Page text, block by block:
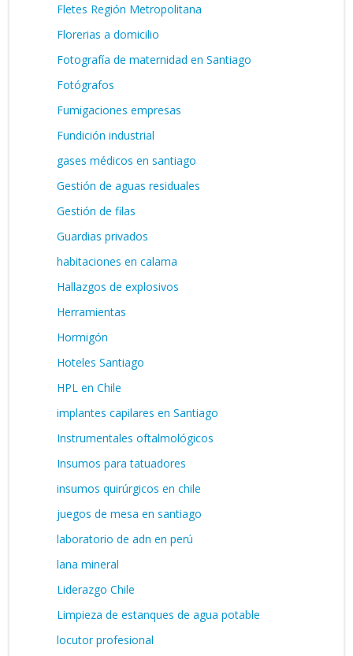
Fletes Región Metropolitana
Florerias a domicilio
Fotografía de maternidad en Santiago
Fotógrafos
Fumigaciones empresas
Fundición industrial
gases médicos en santiago
Gestión de aguas residuales
Gestión de filas
Guardias privados
habitaciones en calama
Hallazgos de explosivos
Herramientas
Hormigón
Hoteles Santiago
HPL en Chile
implantes capilares en Santiago
Instrumentales oftalmológicos
Insumos para tatuadores
insumos quirúrgicos en chile
juegos de mesa en santiago
laboratorio de adn en perú
lana mineral
Liderazgo Chile
Limpieza de estanques de agua potable
locutor profesional